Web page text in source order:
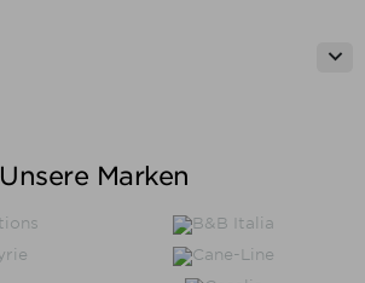

Unsere Marken